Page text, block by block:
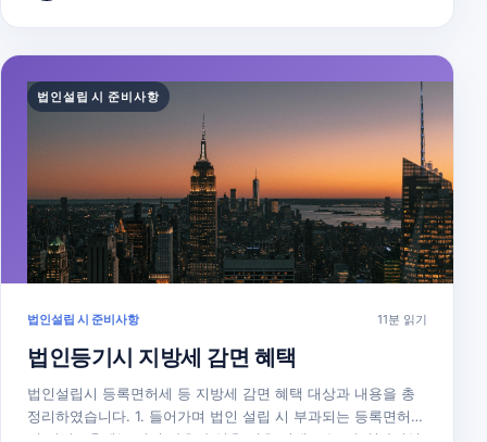
법인설립 시 준비사항
법인설립 시 준비사항 11분 읽기
법인등기시 지방세 감면 혜택
법인설립시 등록면허세 등 지방세 감면 혜택 대상과 내용을 총
정리하였습니다. 1. 들어가며 법인 설립 시 부과되는 등록면허세